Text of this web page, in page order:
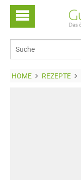
HOME REZEPTE